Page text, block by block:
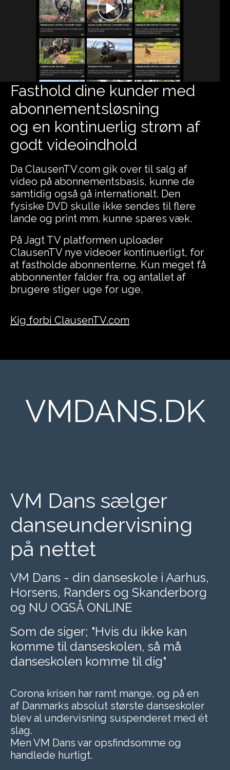
Fasthold dine kunder med
abonnementsløsning
og en kontinuerlig strøm af
godt videoindhold
Da ClausenTV.com gik over til salg af
video på abonnementsbasis, kunne de
samtidig også gå internationalt. Den
fysiske DVD skulle ikke sendes til flere
lande og print mm. kunne spares væk.
På Jagt TV platformen uploader
ClausenTV nye videoer kontinuerligt, for
at fastholde abonnenterne. Kun meget få
abbonnenter falder fra, og antallet af
brugere stiger uge for uge.
Kig forbi ClausenTV.com
VMDANS.DK
VM Dans sælger
danseundervisning
på nettet
VM Dans - din danseskole i Aarhus,
Horsens, Randers og Skanderborg
og NU OGSÅ ONLINE
Som de siger; "Hvis du ikke kan
komme til danseskolen, så må
danseskolen komme til dig"
Corona krisen har ramt mange, og på en
af Danmarks absolut største danseskoler
blev al undervisning suspenderet med ét
slag.
Men VM Dans var opsfindsomme og
handlede hurtigt.